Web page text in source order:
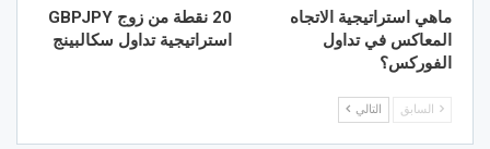
ماهي استراتيجية الاتجاه
المعاكس في تداول
الفوركس؟
20 نقطة من زوج GBPJPY
استراتيجية تداول سكالبينج
السابق التالي